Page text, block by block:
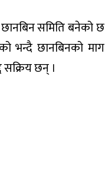
छानबिन समिति बनेको छ
भन्दै छानबिनको माग
सक्रिय छन् ।